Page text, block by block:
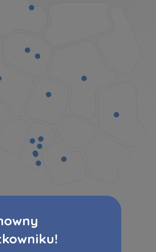
się z nami